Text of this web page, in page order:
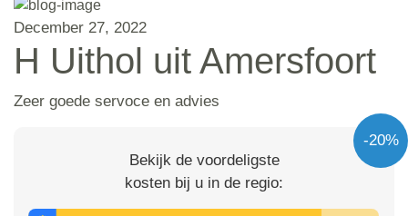
December 27, 2022
H Uithol uit Amersfoort
Zeer goede servoce en advies
-20%
Bekijk de voordeligste
kosten bij u in de regio: